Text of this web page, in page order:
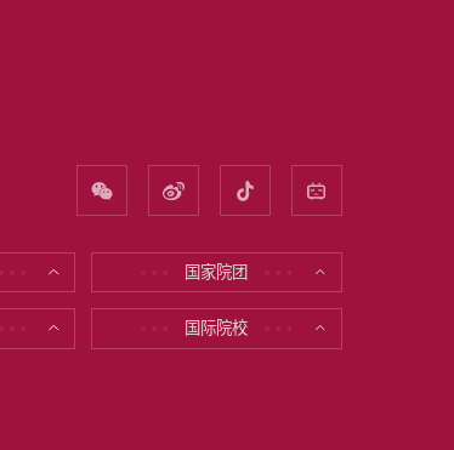
* * * * * * 国家院团 * * *
* * * * * * 国际院校 * * *